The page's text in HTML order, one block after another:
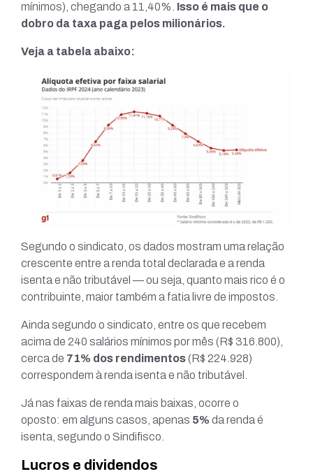
mínimos), chegando a 11,40%. Isso é mais que o
dobro da taxa paga pelos milionários.
Veja a tabela abaixo:
Segundo o sindicato, os dados mostram uma relação
crescente entre a renda total declarada e a renda
isenta e não tributável — ou seja, quanto mais rico é o
contribuinte, maior também a fatia livre de impostos.
Ainda segundo o sindicato, entre os que recebem
acima de 240 salários mínimos por mês (R$ 316.800),
cerca de 71% dos rendimentos(R$ 224.928)
correspondem à renda isenta e não tributável.
Já nas faixas de renda mais baixas, ocorre o
oposto: em alguns casos, apenas 5% da renda é
isenta, segundo o Sindifisco.
Lucros e dividendos